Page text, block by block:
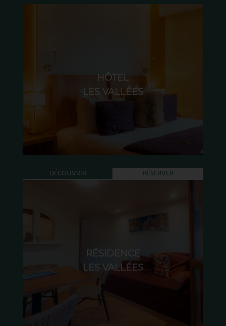
HÔTEL
LES VALLÉES
DÉCOUVRIR RÉSERVER
RÉSIDENCE
LES VALLÉES